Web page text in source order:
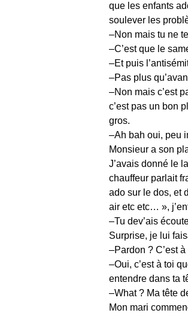
que les enfants
soulever les
–Non mais tu ne
–C’est que le
–Et puis
–Pas plus
–Non mais c’est
c’est pas un bon
gros.
–Ah bah oui, peu
Monsieur a son
J’avais donné le
chauffeur parlait
ado sur le dos, et
air etc etc… »,
–Tu dev’ais
Surprise, je lui
–Pardon ? C’est
–Oui, c’est à toi
entendre dans ta
–What ? Ma tête
Mon mari